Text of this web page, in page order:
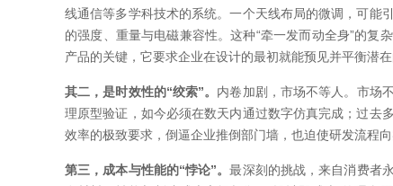
线通信等多学科技术的系统。一个天线布局的微调，可能
的强度、重量与电磁兼容性。这种“牵一发而动全身”的
产品的关键，它要求企业在设计的最初就能预见并平衡潜在
其二，是时效性的“绞索”。 内卷加剧，市场不等人。市场
理原型验证，如今必须在数天内通过数字仿真完成；过去
效率的极致要求，倒逼企业推倒部门墙，也迫使研发流程向
第三，成本与性能的“悖论”。最深刻的挑战，来自消费者